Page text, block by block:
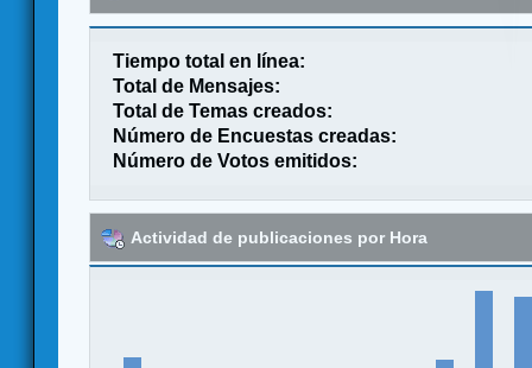
Tiempo total en línea:
Total de Mensajes:
Total de Temas creados:
Número de Encuestas creadas:
Número de Votos emitidos:
Actividad de publicaciones por Hora